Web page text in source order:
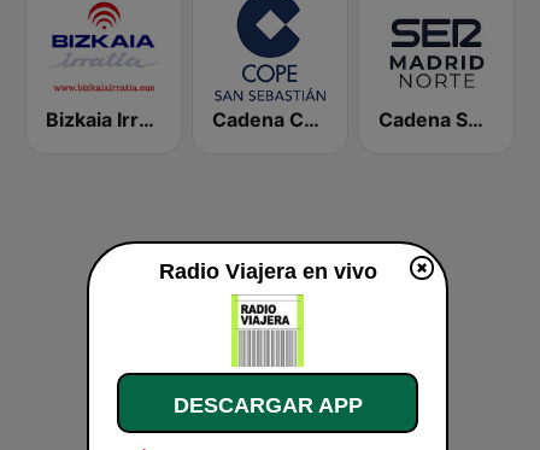
Bizkaia Irratia Cadena COPE San Sebastián Cadena SER Madrid Norte
Radio Viajera en vivo
DESCARGAR APP